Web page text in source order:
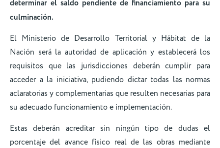
determinar el saldo pendiente de financiamiento para su
culminación.
El Ministerio de Desarrollo Territorial y Hábitat de la
Nación será la autoridad de aplicación y establecerá los
requisitos que las jurisdicciones deberán cumplir para
acceder a la iniciativa, pudiendo dictar todas las normas
aclaratorias y complementarias que resulten necesarias para
su adecuado funcionamiento e implementación.
Estas deberán acreditar sin ningún tipo de dudas el
porcentaje del avance físico real de las obras mediante